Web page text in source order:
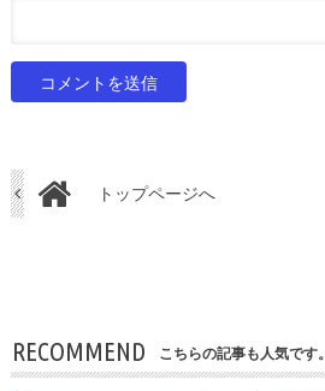
トップページへ
RECOMMEND こちらの記事も人気です。